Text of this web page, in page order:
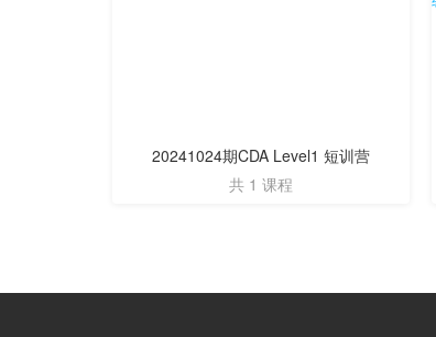
20241024期CDA Level1 短训营
共 1 课程